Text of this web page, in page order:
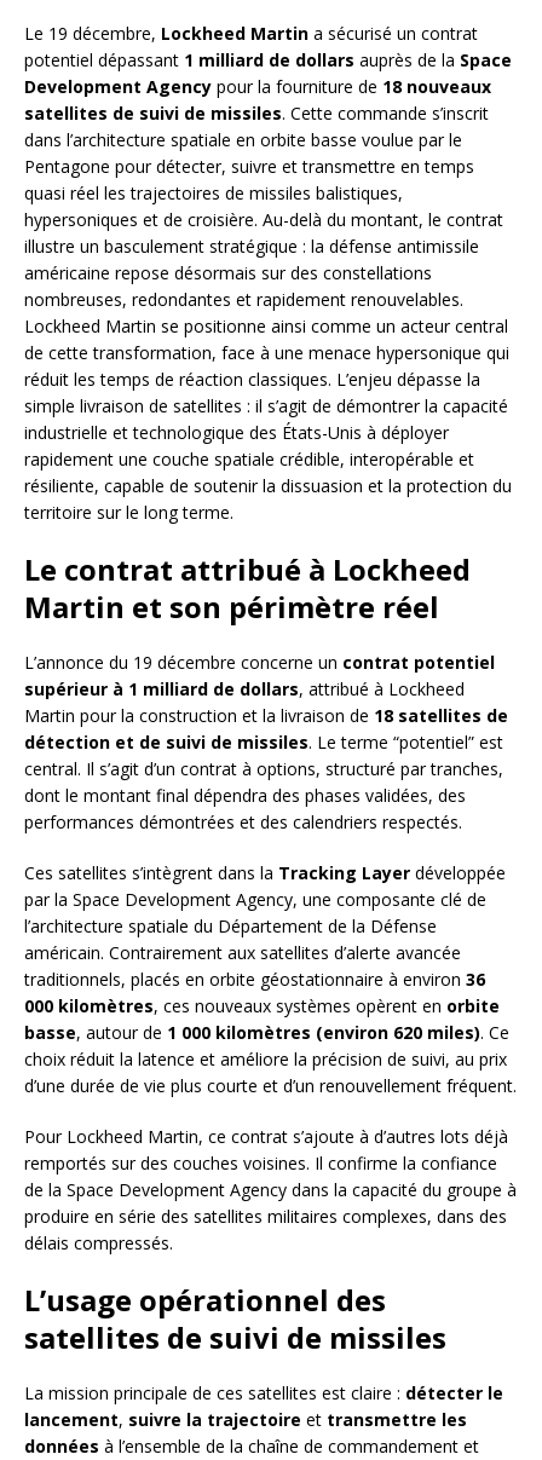
Le 19 décembre, Lockheed Martin a sécurisé un contrat
potentiel dépassant 1 milliard de dollars auprès de la Space
Development Agency pour la fourniture de 18 nouveaux
satellites de suivi de missiles. Cette commande s’inscrit
dans l’architecture spatiale en orbite basse voulue par le
Pentagone pour détecter, suivre et transmettre en temps
quasi réel les trajectoires de missiles balistiques,
hypersoniques et de croisière. Au-delà du montant, le contrat
illustre un basculement stratégique : la défense antimissile
américaine repose désormais sur des constellations
nombreuses, redondantes et rapidement renouvelables.
Lockheed Martin se positionne ainsi comme un acteur central
de cette transformation, face à une menace hypersonique qui
réduit les temps de réaction classiques. L’enjeu dépasse la
simple livraison de satellites : il s’agit de démontrer la capacité
industrielle et technologique des États-Unis à déployer
rapidement une couche spatiale crédible, interopérable et
résiliente, capable de soutenir la dissuasion et la protection du
territoire sur le long terme.
Le contrat attribué à Lockheed
Martin et son périmètre réel
L’annonce du 19 décembre concerne un contrat potentiel
supérieur à 1 milliard de dollars, attribué à Lockheed
Martin pour la construction et la livraison de 18 satellites de
détection et de suivi de missiles. Le terme “potentiel” est
central. Il s’agit d’un contrat à options, structuré par tranches,
dont le montant final dépendra des phases validées, des
performances démontrées et des calendriers respectés.
Ces satellites s’intègrent dans la Tracking Layer développée
par la Space Development Agency, une composante clé de
l’architecture spatiale du Département de la Défense
américain. Contrairement aux satellites d’alerte avancée
traditionnels, placés en orbite géostationnaire à environ 36
000 kilomètres, ces nouveaux systèmes opèrent en orbite
basse, autour de 1 000 kilomètres (environ 620 miles). Ce
choix réduit la latence et améliore la précision de suivi, au prix
d’une durée de vie plus courte et d’un renouvellement fréquent.
Pour Lockheed Martin, ce contrat s’ajoute à d’autres lots déjà
remportés sur des couches voisines. Il confirme la confiance
de la Space Development Agency dans la capacité du groupe à
produire en série des satellites militaires complexes, dans des
délais compressés.
L’usage opérationnel des
satellites de suivi de missiles
La mission principale de ces satellites est claire : détecter le
lancement, suivre la trajectoire et transmettre les
données à l’ensemble de la chaîne de commandement et